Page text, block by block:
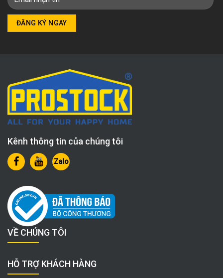
Kênh thông tin của chúng tôi
Zalo
VỀ CHÚNG TÔI
HỖ TRỢ KHÁCH HÀNG